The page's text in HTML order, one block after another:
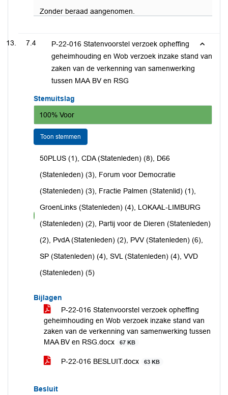
Zonder beraad aangenomen.
7.4
P-22-016 Statenvoorstel verzoek opheffing
geheimhouding en Wob verzoek inzake stand van
zaken van de verkenning van samenwerking
tussen MAA BV en RSG
Stemuitslag
100% Voor
Toon stemmen
voor
50PLUS (1), CDA (Statenleden) (8), D66
(Statenleden) (3), Forum voor Democratie
(Statenleden) (3), Fractie Palmen (Statenlid) (1),
GroenLinks (Statenleden) (4), LOKAAL-LIMBURG
(Statenleden) (2), Partij voor de Dieren (Statenleden)
(2), PvdA (Statenleden) (2), PVV (Statenleden) (6),
SP (Statenleden) (4), SVL (Statenleden) (4), VVD
(Statenleden) (5)
Bijlagen
P-22-016 Statenvoorstel verzoek opheffing
geheimhouding en Wob verzoek inzake stand van
zaken van de verkenning van samenwerking tussen
MAA BV en RSG.docx
67 KB
P-22-016 BESLUIT.docx 63 KB
Besluit